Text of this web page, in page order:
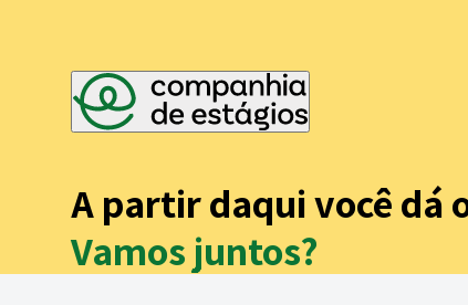
A partir daqui você dá
Vamos juntos?